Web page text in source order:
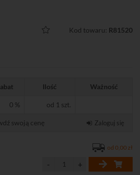
Kod towaru: R81520
Ilość Ważność
0 % od 1 szt.
swoją cenę Zaloguj się
od 0,00 zł